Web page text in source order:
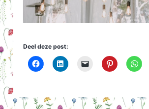
Deel deze post: